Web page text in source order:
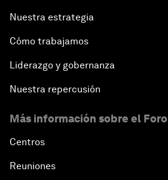
Nuestra estrategia
Cómo trabajamos
Liderazgo y gobernanza
Nuestra repercusión
Más información sobre el Foro
Centros
Reuniones